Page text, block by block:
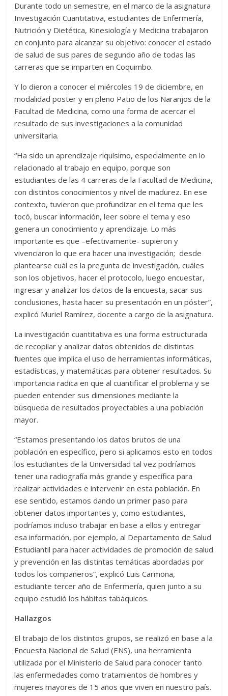
Durante todo un semestre, en el marco de la asignatura
Investigación Cuantitativa, estudiantes de Enfermería,
Nutrición y Dietética, Kinesiología y Medicina trabajaron
en conjunto para alcanzar su objetivo: conocer el estado
de salud de sus pares de segundo año de todas las
carreras que se imparten en Coquimbo.
Y lo dieron a conocer el miércoles 19 de diciembre, en
modalidad poster y en pleno Patio de los Naranjos de la
Facultad de Medicina, como una forma de acercar el
resultado de sus investigaciones a la comunidad
universitaria.
“Ha sido un aprendizaje riquísimo, especialmente en lo
relacionado al trabajo en equipo, porque son
estudiantes de las 4 carreras de la Facultad de Medicina,
con distintos conocimientos y nivel de madurez. En ese
contexto, tuvieron que profundizar en el tema que les
tocó, buscar información, leer sobre el tema y eso
genera un conocimiento y aprendizaje. Lo más
importante es que –efectivamente- supieron y
vivenciaron lo que era hacer una investigación; desde
plantearse cuál es la pregunta de investigación, cuáles
son los objetivos, hacer el protocolo, luego encuestar,
ingresar y analizar los datos de la encuesta, sacar sus
conclusiones, hasta hacer su presentación en un póster”,
explicó Muriel Ramírez, docente a cargo de la asignatura.
La investigación cuantitativa es una forma estructurada
de recopilar y analizar datos obtenidos de distintas
fuentes que implica el uso de herramientas informáticas,
estadísticas, y matemáticas para obtener resultados. Su
importancia radica en que al cuantificar el problema y se
pueden entender sus dimensiones mediante la
búsqueda de resultados proyectables a una población
mayor.
“Estamos presentando los datos brutos de una
población en específico, pero si aplicamos esto en todos
los estudiantes de la Universidad tal vez podríamos
tener una radiografía más grande y específica para
realizar actividades e intervenir en esta población. En
ese sentido, estamos dando un primer paso para
obtener datos importantes y, como estudiantes,
podríamos incluso trabajar en base a ellos y entregar
esa información, por ejemplo, al Departamento de Salud
Estudiantil para hacer actividades de promoción de salud
y prevención en las distintas temáticas abordadas por
todos los compañeros”, explicó Luis Carmona,
estudiante tercer año de Enfermería, quien junto a su
equipo estudió los hábitos tabáquicos.
Hallazgos
El trabajo de los distintos grupos, se realizó en base a la
Encuesta Nacional de Salud (ENS), una herramienta
utilizada por el Ministerio de Salud para conocer tanto
las enfermedades como tratamientos de hombres y
mujeres mayores de 15 años que viven en nuestro país.